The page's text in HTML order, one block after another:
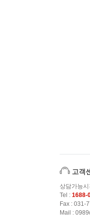
고객
상담가능
Tel : 1688-
Fax : 031-
Mail :